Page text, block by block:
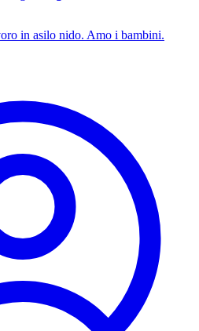
in asilo nido. Amo i bambini.